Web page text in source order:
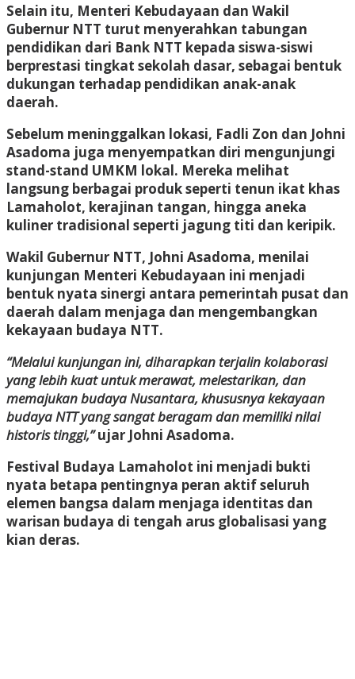
Selain itu, Menteri Kebudayaan dan Wakil
Gubernur NTT turut menyerahkan tabungan
pendidikan dari Bank NTT kepada siswa-siswi
berprestasi tingkat sekolah dasar, sebagai bentuk
dukungan terhadap pendidikan anak-anak
daerah.
Sebelum meninggalkan lokasi, Fadli Zon dan Johni
Asadoma juga menyempatkan diri mengunjungi
stand-stand UMKM lokal. Mereka melihat
langsung berbagai produk seperti tenun ikat khas
Lamaholot, kerajinan tangan, hingga aneka
kuliner tradisional seperti jagung titi dan keripik.
Wakil Gubernur NTT, Johni Asadoma, menilai
kunjungan Menteri Kebudayaan ini menjadi
bentuk nyata sinergi antara pemerintah pusat dan
daerah dalam menjaga dan mengembangkan
kekayaan budaya NTT.
“Melalui kunjungan ini, diharapkan terjalin kolaborasi
yang lebih kuat untuk merawat, melestarikan, dan
memajukan budaya Nusantara, khususnya kekayaan
budaya NTT yang sangat beragam dan memiliki nilai
historis tinggi,”ujar Johni Asadoma.
Festival Budaya Lamaholot ini menjadi bukti
nyata betapa pentingnya peran aktif seluruh
elemen bangsa dalam menjaga identitas dan
warisan budaya di tengah arus globalisasi yang
kian deras.